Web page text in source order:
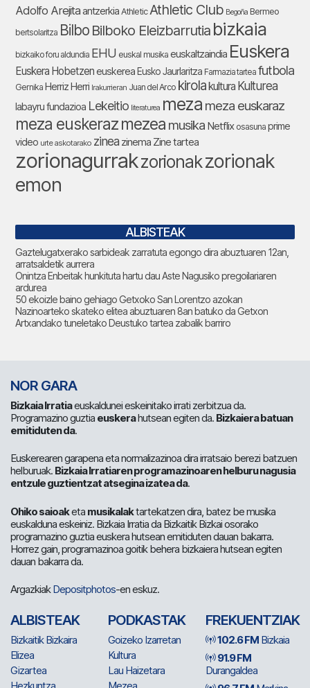
Adolfo Arejitaantzerkia Athletic Athletic Club Begoña Bermeo
bertsolaritza Bilbo Bilboko Eleizbarrutia bizkaia
bizkaiko foru aldundia EHU euskal musika euskaltzaindia Euskera
Euskera Hobetzeneuskerea Eusko Jaurlaritza Farmazia tartea futbola
Gernika Herriz Herri Irakurrieran Juan del Arco kirolakultura Kulturea
labayru fundazioa Lekeitio literaturea meza meza euskaraz
meza euskerazmezea musika Netflix osasuna prime
video urte askotarako zinea zinema Zine tartea
zorionagurrakzorionakzorionak
emon
ALBISTEAK
Gaztelugatxerako sarbideak zarratuta egongo dira abuztuaren 12an,
arratsaldetik aurrera
Onintza Enbeitak hunkituta hartu dau Aste Nagusiko pregoilariaren
ardurea
50 ekoizle baino gehiago Getxoko San Lorentzo azokan
Nazinoarteko skateko elitea abuztuaren 8an batuko da Getxon
Artxandako tuneletako Deustuko tartea zabalik barriro
NOR GARA
Bizkaia Irratiaeuskaldunei eskeinitako irrati zerbitzua da.
Programazino guztia euskerahutsean egiten da. Bizkaiera batuan
emitiduten da.
Euskerearen garapena eta normalizazinoa dira irratsaio berezi batzuen
helburuak. Bizkaia Irratiaren programazinoaren helburu nagusia
entzule guztientzat atsegina izatea da.
Ohiko saioaketa musikalaktartekatzen dira, batez be musika
euskalduna eskeiniz. Bizkaia Irratia da Bizkaitik Bizkai osorako
programazino guztia euskera hutsean emitiduten dauan bakarra.
Horrez gain, programazinoa goitik behera bizkaiera hutsean egiten
dauan bakarra da.
ArgazkiakDepositphotos-en eskuz.
ALBISTEAK
Bizkaitik Bizkaira
Elizea
Gizartea
Hezkuntza
PODKASTAK
Goizeko Izarretan
Kultura
Lau Haizetara
Mezea
FREKUENTZIAK
102.6 FM Bizkaia
91.9 FM
Durangaldea